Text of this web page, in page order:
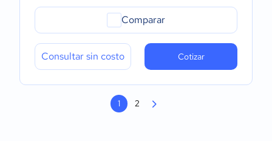
Comparar
Consultar sin costo Cotizar
1 2